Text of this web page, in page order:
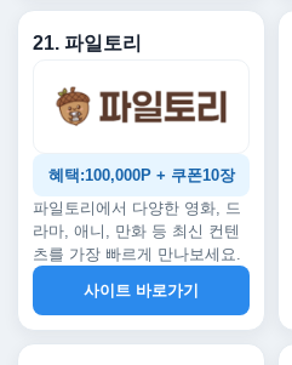
21. 파일토리
혜택:100,000P + 쿠폰10장
파일토리에서 다양한 영화, 드
라마, 애니, 만화 등 최신 컨텐
츠를 가장 빠르게 만나보세요.
사이트 바로가기